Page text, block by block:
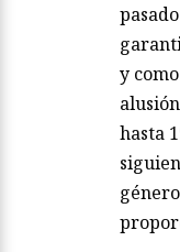
y
hasta